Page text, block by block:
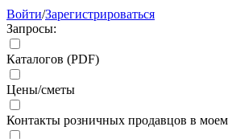
Войти/Зарегистрироваться
Запросы:
Каталогов (PDF)
Цены/сметы
Контакты розничных продавцов в